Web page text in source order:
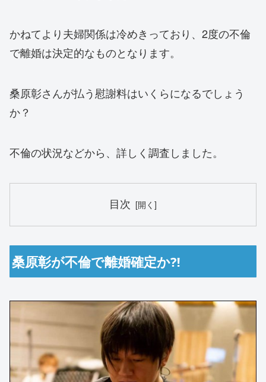
かねてより夫婦関係は冷めきっており、2度の不倫
で離婚は決定的なものとなります。
桑原彰さんが払う慰謝料はいくらになるでしょう
か？
不倫の状況などから、詳しく調査しました。
目次
桑原彰が不倫で離婚確定か⁈